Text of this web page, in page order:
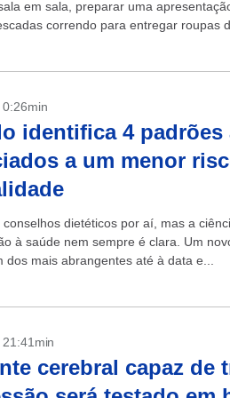
em sala, preparar uma
correndo para entregar roupas
identifica 4 padrões
a um menor
conselhos dietéticos por aí, mas a
à saúde nem sempre é clara. Um
dos mais abrangentes até à data e...
cerebral capaz de